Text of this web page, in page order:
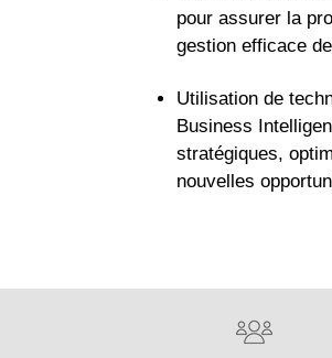
pour assurer la
gestion efficace
Utilisation de
Business
stratégiques,
nouvelles